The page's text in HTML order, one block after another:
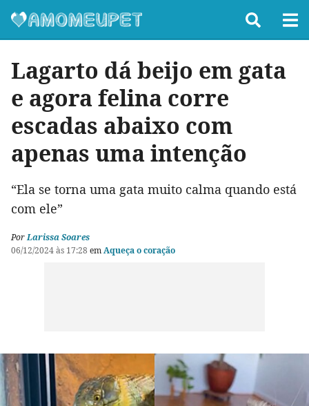
Lagarto dá beijo em gata
e agora felina corre
escadas abaixo com
apenas uma intenção
“Ela se torna uma gata muito calma quando está
com ele”
PorLarissa Soares
06/12/2024 às 17:28 emAqueça o coração